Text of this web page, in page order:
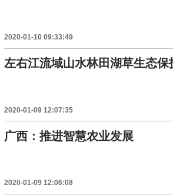
2020-01-10 09:33:49
左右江流域山水林田湖草生态保
2020-01-09 12:07:35
广西：推进智慧农业发展
2020-01-09 12:06:08